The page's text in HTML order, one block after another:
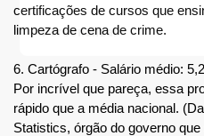
certificações de cursos que
limpeza de cena de crime.
6. Cartógrafo - Salário médio:
Por incrível que pareça, essa
rápido que a média nacional.
Statistics, órgão do governo
Personalizar